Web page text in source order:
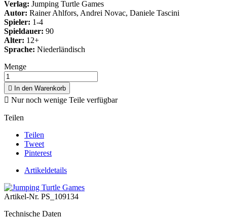
Verlag: Jumping Turtle Games
Autor: Rainer Ahlfors, Andrei Novac, Daniele Tascini
Spieler: 1-4
Spieldauer: 90
Alter: 12+
Sprache: Niederländisch
Menge
 In den Warenkorb
 Nur noch wenige Teile verfügbar
Teilen
Teilen
Tweet
Pinterest
Artikeldetails
Artikel-Nr. PS_109134
Technische Daten